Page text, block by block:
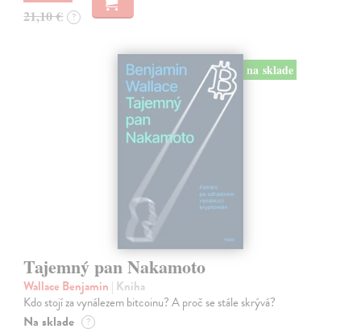
21,10 € ?
na sklade
Tajemný pan Nakamoto
Wallace Benjamin | Kniha
Kdo stojí za vynálezem bitcoinu? A proč se stále skrývá?
Na sklade ?